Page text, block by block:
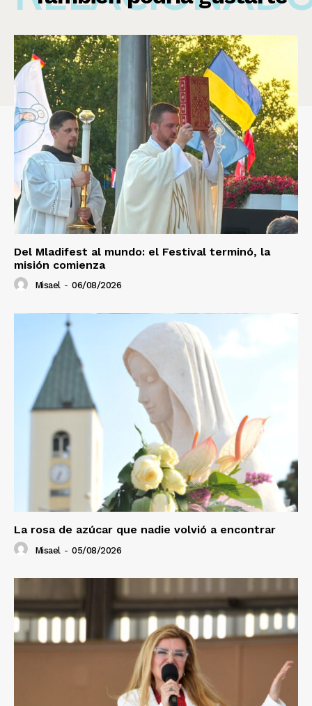
Del Mladifest al mundo: el Festival terminó, la
misión comienza
Misael - 06/08/2026
La rosa de azúcar que nadie volvió a encontrar
Misael - 05/08/2026